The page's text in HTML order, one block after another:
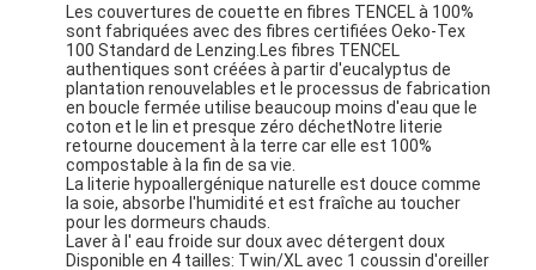
Les couvertures de couette en fibres TENCEL à 100%
sont fabriquées avec des fibres certifiées Oeko-Tex
100 Standard de Lenzing.Les fibres TENCEL
authentiques sont créées à partir d'eucalyptus de
plantation renouvelables et le processus de fabrication
en boucle fermée utilise beaucoup moins d'eau que le
coton et le lin et presque zéro déchetNotre literie
retourne doucement à la terre car elle est 100%
compostable à la fin de sa vie.
La literie hypoallergénique naturelle est douce comme
la soie, absorbe l'humidité et est fraîche au toucher
pour les dormeurs chauds.
Laver à l' eau froide sur doux avec détergent doux
Disponible en 4 tailles: Twin/XL avec 1 coussin d'oreiller